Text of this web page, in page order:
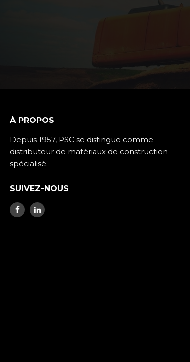
À PROPOS
Depuis 1957, PSC se distingue comme
distributeur de matériaux de construction
spécialisé.
SUIVEZ-NOUS